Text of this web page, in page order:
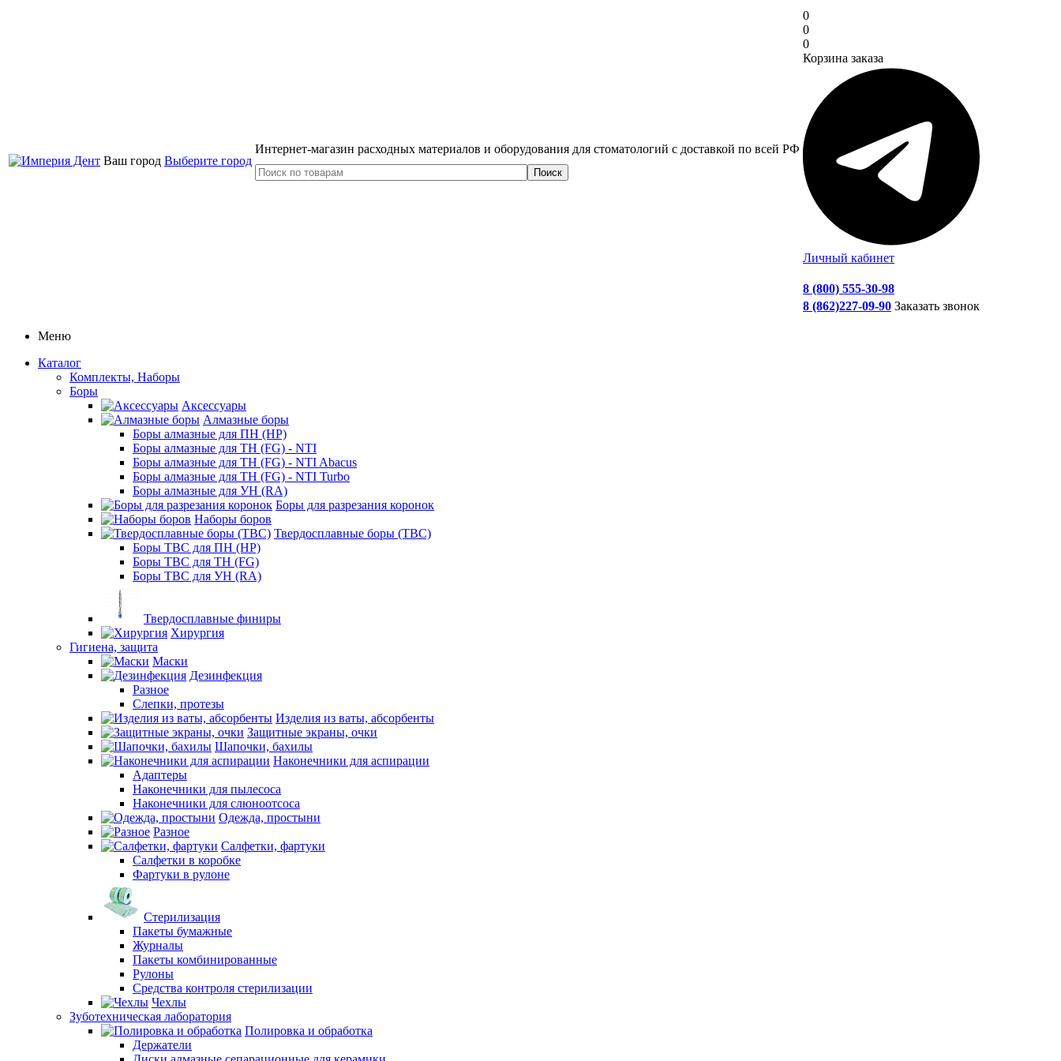
Ваш город Выберите город
Интернет-магазин расходных материалов и оборудования для стоматологий с доставкой по всей РФ
0
0
0
Корзина заказа
Личный кабинет
8 (800) 555-30-98
8 (862)227-09-90 Заказать звонок
Меню
Каталог
Комплекты, Наборы
Боры
Аксессуары
Алмазные боры
Боры алмазные для ПН (HP)
Боры алмазные для ТН (FG) - NTI
Боры алмазные для ТН (FG) - NTI Abacus
Боры алмазные для ТН (FG) - NTI Turbo
Боры алмазные для УН (RA)
Боры для разрезания коронок
Наборы боров
Твердосплавные боры (ТВС)
Боры ТВС для ПН (HP)
Боры ТВС для ТН (FG)
Боры ТВС для УН (RA)
Твердосплавные финиры
Хирургия
Гигиена, защита
Маски
Дезинфекция
Разное
Слепки, протезы
Изделия из ваты, абсорбенты
Защитные экраны, очки
Шапочки, бахилы
Наконечники для аспирации
Адаптеры
Наконечники для пылесоса
Наконечники для слюноотсоса
Одежда, простыни
Разное
Салфетки, фартуки
Салфетки в коробке
Фартуки в рулоне
Стерилизация
Пакеты бумажные
Журналы
Пакеты комбинированные
Рулоны
Средства контроля стерилизации
Чехлы
Зуботехническая лаборатория
Полировка и обработка
Держатели